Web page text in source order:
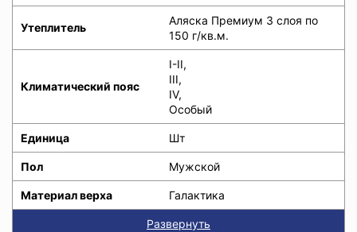
Утеплитель
Аляска Премиум 3 слоя по
150 г/кв.м.
Климатический пояс
I-II,
III,
IV,
Особый
Единица Шт
Пол Мужской
Материал верха Галактика
Развернуть